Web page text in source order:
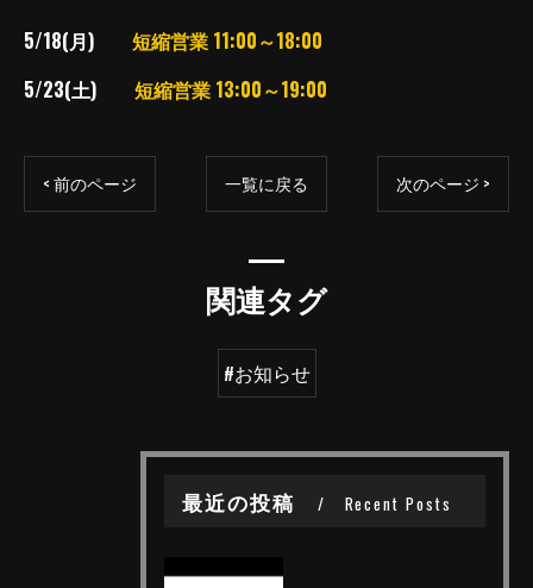
5/18(月) 短縮営業 11:00～18:00
5/23(土) 短縮営業 13:00～19:00
< 前のページ 一覧に戻る 次のページ >
関連タグ
#お知らせ
最近の投稿 Recent Posts